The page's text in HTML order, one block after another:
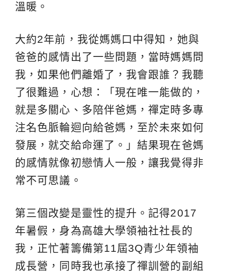
溫暖。
大約2年前，我從媽媽口中得知，她與
爸爸的感情出了一些問題，當時媽媽問
我，如果他們離婚了，我會跟誰？我聽
了很難過，心想：「現在唯一能做的，
就是多關心、多陪伴爸媽，禪定時多專
注名色脈輪迴向給爸媽，至於未來如何
發展，就交給命運了。」結果現在爸媽
的感情就像初戀情人一般，讓我覺得非
常不可思議。
第三個改變是靈性的提升。記得2017
年暑假，身為高雄大學領袖社社長的
我，正忙著籌備第11屆3Q青少年領袖
成長營，同時我也承接了禪訓營的副組